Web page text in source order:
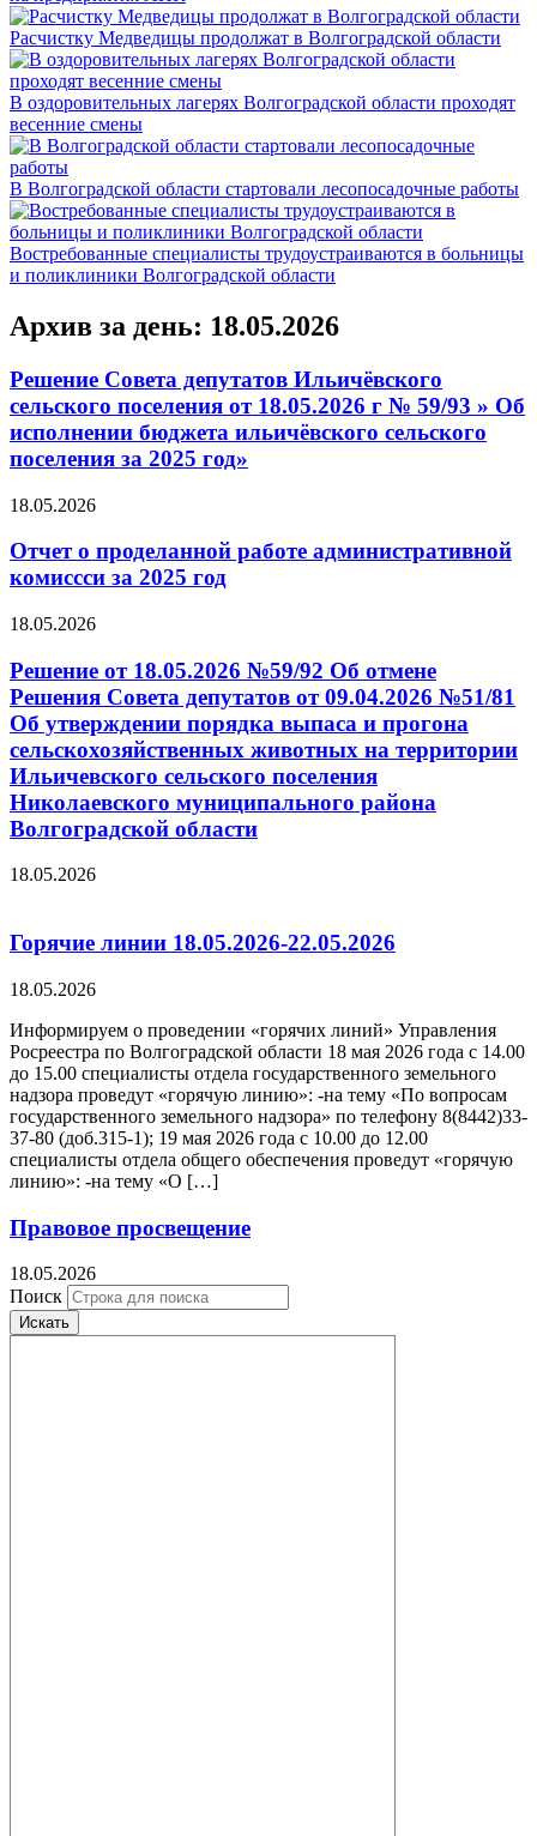
Расчистку Медведицы продолжат в Волгоградской области
В оздоровительных лагерях Волгоградской области проходят
весенние смены
В Волгоградской области стартовали лесопосадочные работы
Востребованные специалисты трудоустраиваются в больницы
и поликлиники Волгоградской области
Архив за день: 18.05.2026
Решение Совета депутатов Ильичёвского
сельского поселения от 18.05.2026 г № 59/93 » Об
исполнении бюджета ильичёвского сельского
поселения за 2025 год»
18.05.2026
Отчет о проделанной работе административной
комиссси за 2025 год
18.05.2026
Решение от 18.05.2026 №59/92 Об отмене
Решения Совета депутатов от 09.04.2026 №51/81
Об утверждении порядка выпаса и прогона
сельскохозяйственных животных на территории
Ильичевского сельского поселения
Николаевского муниципального района
Волгоградской области
18.05.2026
Горячие линии 18.05.2026-22.05.2026
18.05.2026
Информируем о проведении «горячих линий» Управления
Росреестра по Волгоградской области 18 мая 2026 года с 14.00
до 15.00 специалисты отдела государственного земельного
надзора проведут «горячую линию»: -на тему «По вопросам
государственного земельного надзора» по телефону 8(8442)33-
37-80 (доб.315-1); 19 мая 2026 года с 10.00 до 12.00
специалисты отдела общего обеспечения проведут «горячую
линию»: -на тему «О […]
Правовое просвещение
18.05.2026
Поиск
Искать